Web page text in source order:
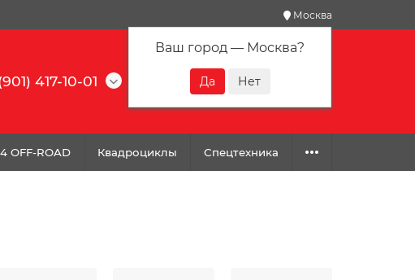
Москва
Ваш город — Москва?
417-10-01
OFF-ROAD Квадроциклы Спецтехника